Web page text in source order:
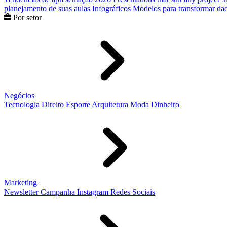
planejamento de suas aulas Infográficos Modelos para transformar
Por setor
Negócios
Tecnologia Direito Esporte Arquitetura Moda Dinheiro
Marketing
Newsletter Campanha Instagram Redes Sociais